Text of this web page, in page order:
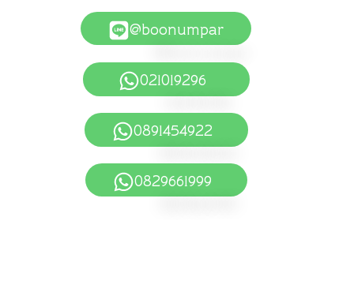
@boonumpar
021019296
0891454922
0829661999